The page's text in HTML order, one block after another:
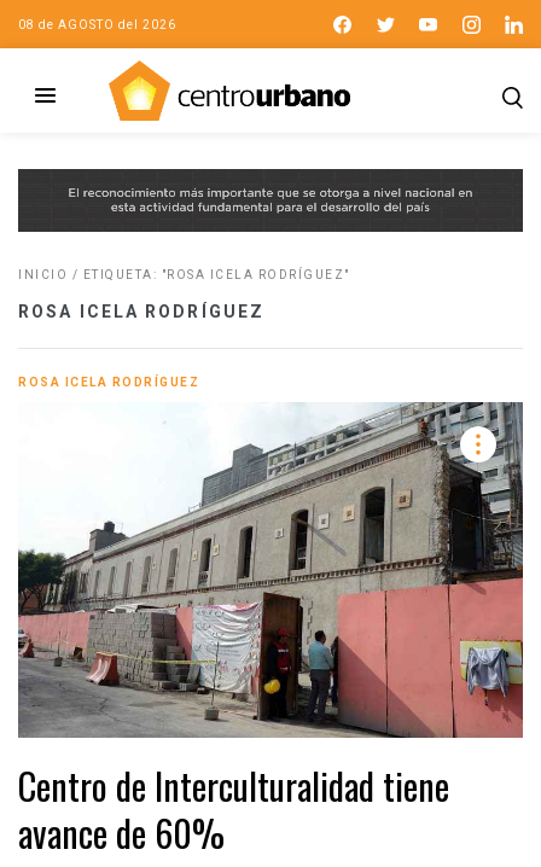
08 de AGOSTO del 2026
INICIO / ETIQUETA: "ROSA ICELA RODRÍGUEZ"
ROSA ICELA RODRÍGUEZ
ROSA ICELA RODRÍGUEZ
Centro de Interculturalidad tiene
avance de 60%